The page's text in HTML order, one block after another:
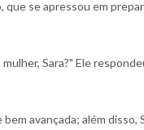
se apressou em
Sara?" Ele
avançada; além